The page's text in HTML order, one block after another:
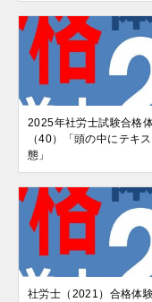
2025年社労士試験合格
（40）「頭の中にテキ
態」
社労士（2021）合格体